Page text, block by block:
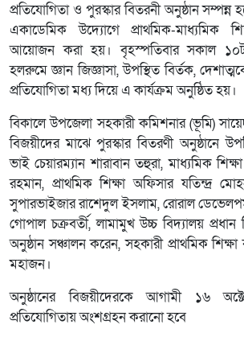
প্রতিযোগিতা ও পুরস্কার বিতরনী অনুষ্ঠান সম্পন্ন
একাডেমিক উদ্যোগে প্রাথমিক-মাধ্যমিক
আয়োজন করা হয়। বৃহস্পতিবার সকাল
হলরুমে জ্ঞান জিজ্ঞাসা, উপস্থিত বির্তক,
প্রতিযোগিতা মধ্য দিয়ে এ কার্যক্রম অনুষ্ঠিত হয়।
বিকালে উপজেলা সহকারী কমিশনার (ভূমি)
বিজয়ীদের মাঝে পুরস্কার বিতরণী অনুষ্ঠানে
ভাই চেয়ারম্যান শারাবান তহুরা, মাধ্যমিক
রহমান, প্রাথমিক শিক্ষা অফিসার যতিন্দ্র
সুপারভাইজার রাশেদুল ইসলাম, রোরাল
গোপাল চক্রবর্তী, লামামুখ উচ্চ বিদ্যালয়
অনুষ্ঠান সঞ্চালন করেন, সহকারী প্রাথমিক
মহাজন।
অনুষ্ঠানের বিজয়ীদেরকে আগামী ১৬
প্রতিযোগিতায় অংশগ্রহন করানো হবে